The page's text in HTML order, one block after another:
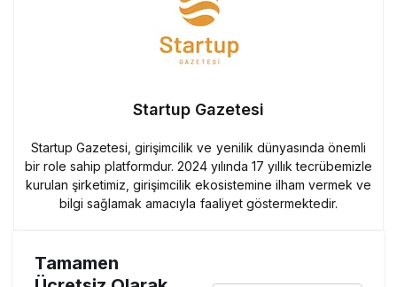
Startup Gazetesi
Startup Gazetesi, girişimcilik ve yenilik dünyasında önemli
bir role sahip platformdur. 2024 yılında 17 yıllık tecrübemizle
kurulan şirketimiz, girişimcilik ekosistemine ilham vermek ve
bilgi sağlamak amacıyla faaliyet göstermektedir.
Tamamen